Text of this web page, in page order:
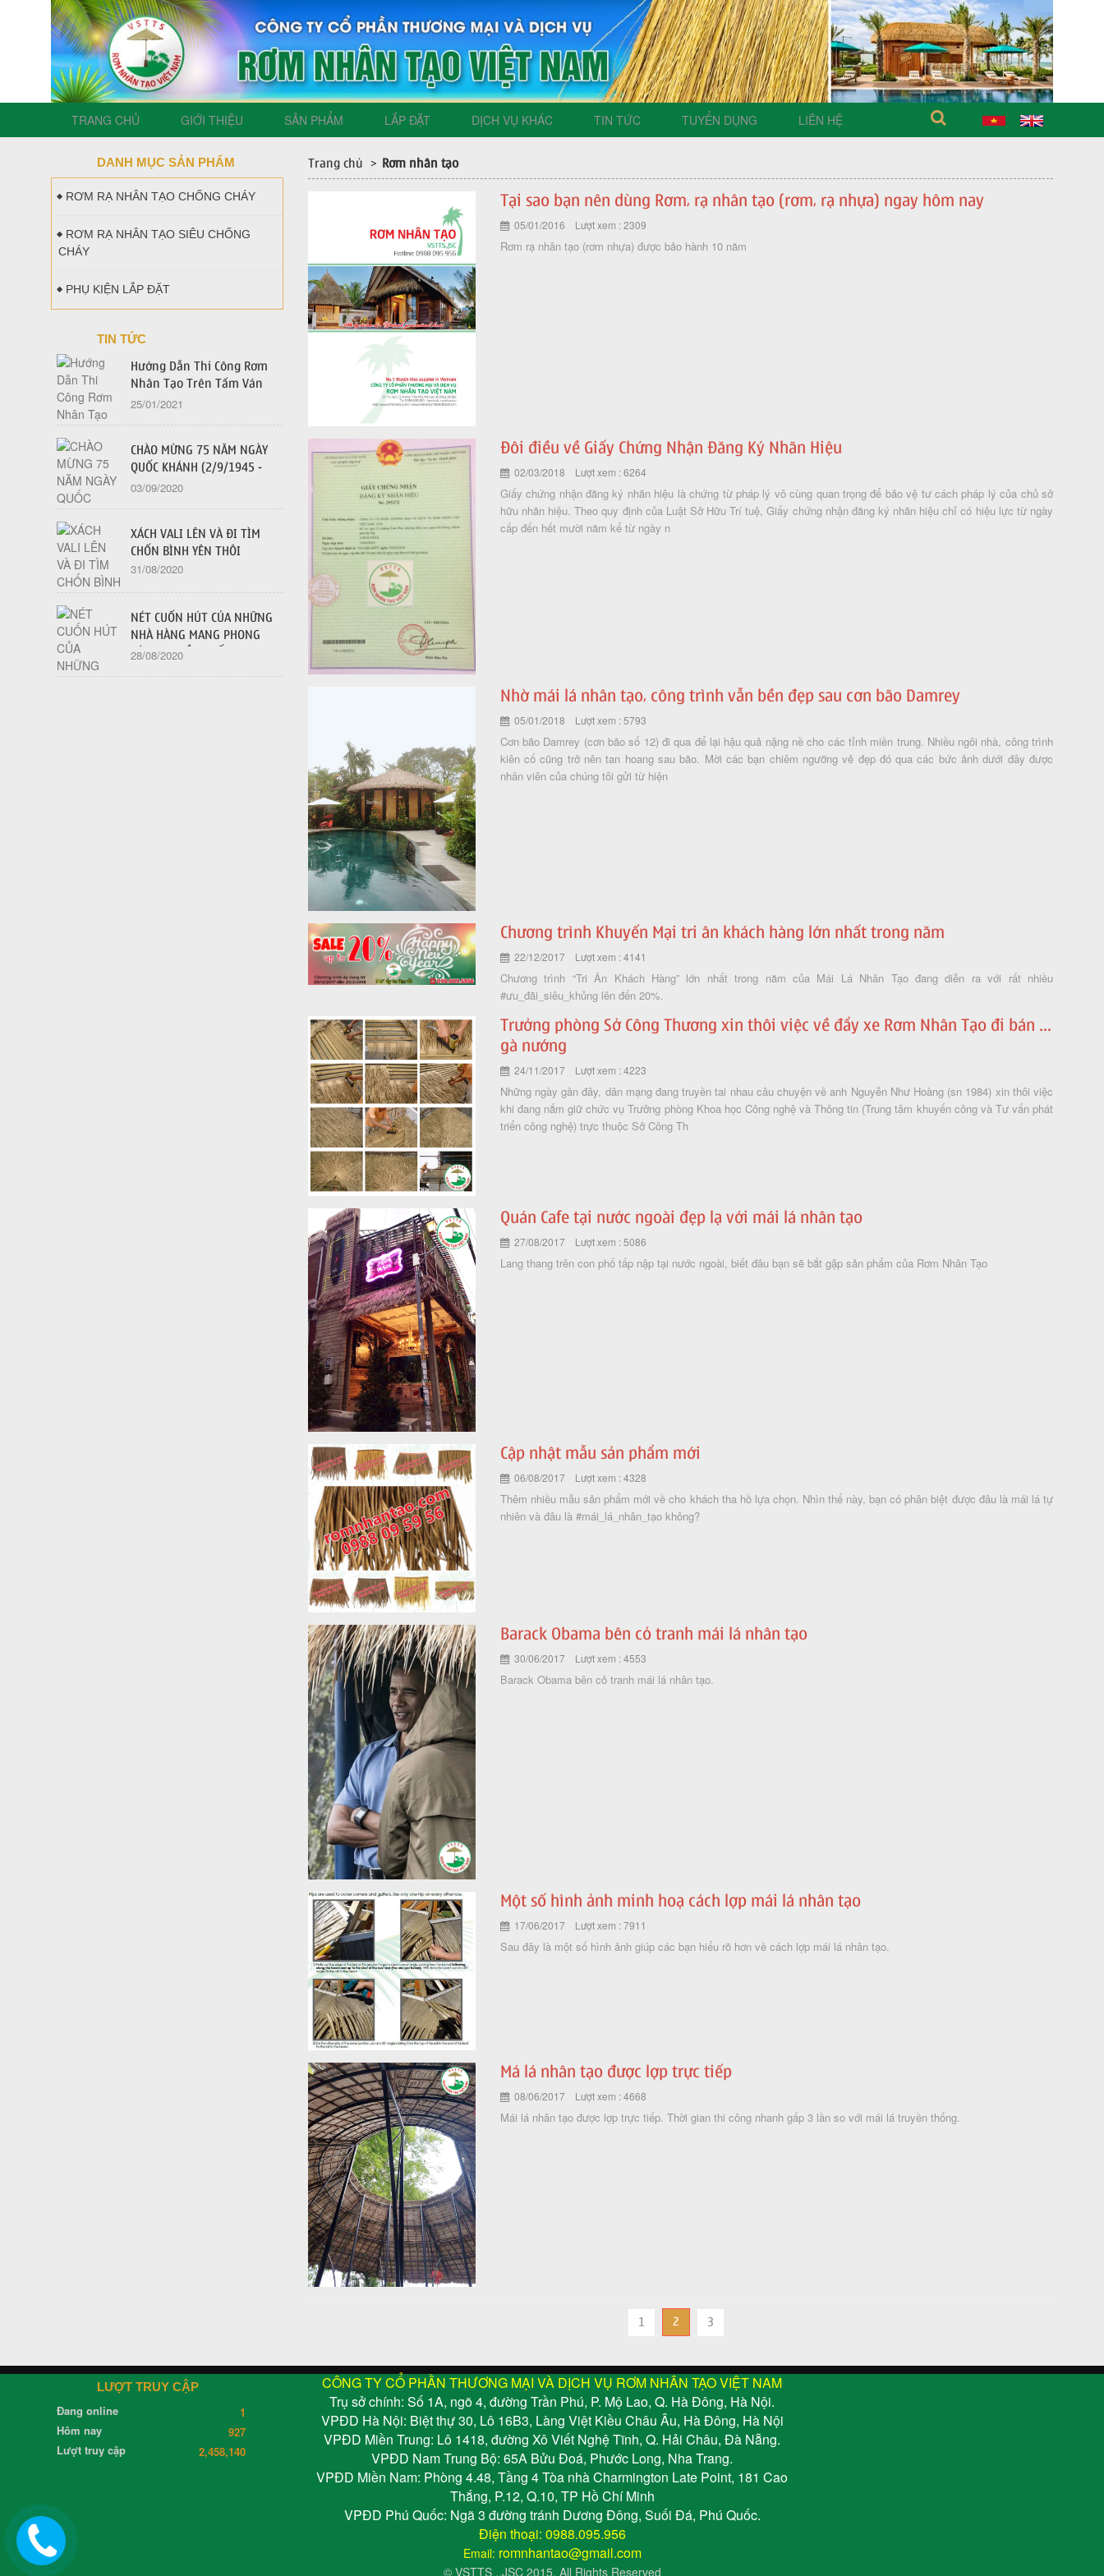
TRANG CHỦ GIỚI THIỆU SẢN PHẨM LẮP ĐẶT DỊCH VỤ KHÁC TIN TỨC TUYỂN DỤNG LIÊN HỆ
DANH MỤC SẢN PHẨM
RƠM RẠ NHÂN TẠO CHỐNG CHÁY
RƠM RẠ NHÂN TẠO SIÊU CHỐNG
CHÁY
PHỤ KIỆN LẮP ĐẶT
TIN TỨC
Hướng Dẫn Thi Công Rơm
Nhân Tạo Trên Tấm Ván
Dăm OSB - 2021
25/01/2021
CHÀO MỪNG 75 NĂM NGÀY
QUỐC KHÁNH (2/9/1945 -
2/9/2020)
03/09/2020
XÁCH VALI LÊN VÀ ĐI TÌM
CHỐN BÌNH YÊN THÔI
31/08/2020
NÉT CUỐN HÚT CỦA NHỮNG
NHÀ HÀNG MANG PHONG
CÁCH TRUYỀN THỐNG
28/08/2020
Trang chủ > Rơm nhân tạo
Tại sao bạn nên dùng Rơm, rạ nhân tạo (rơm, rạ nhựa) ngay hôm nay
05/01/2016 Lượt xem : 2309
Rơm rạ nhân tạo (rơm nhựa) được bảo hành 10 năm
Đôi điều về Giấy Chứng Nhận Đăng Ký Nhãn Hiệu
02/03/2018 Lượt xem : 6264
Giấy chứng nhận đăng ký nhãn hiệu là chứng từ pháp lý vô cùng quan trọng để bảo vệ tư cách pháp lý của chủ sở
hữu nhãn hiệu. Theo quy định của Luật Sở Hữu Trí tuệ, Giấy chứng nhận đăng ký nhãn hiệu chỉ có hiệu lực từ ngày
cấp đến hết mười năm kể từ ngày n
Nhờ mái lá nhân tạo, công trình vẫn bền đẹp sau cơn bão Damrey
05/01/2018 Lượt xem : 5793
Cơn bão Damrey (cơn bão số 12) đi qua để lại hậu quả nặng nề cho các tỉnh miền trung. Nhiều ngôi nhà, công trình
kiên cố cũng trở nên tan hoang sau bão. Mời các bạn chiêm ngưỡng vẻ đẹp đó qua các bức ảnh dưới đây được
nhân viên của chúng tôi gửi từ hiện
Chương trình Khuyến Mại tri ân khách hàng lớn nhất trong năm
22/12/2017 Lượt xem : 4141
Chương trình “Tri Ân Khách Hàng” lớn nhất trong năm của Mái Lá Nhân Tạo đang diễn ra với rất nhiều
#ưu_đãi_siêu_khủng lên đến 20%.
Trưởng phòng Sở Công Thương xin thôi việc về đẩy xe Rơm Nhân Tạo đi bán ...
gà nướng
24/11/2017 Lượt xem : 4223
Những ngày gần đây, dân mạng đang truyền tai nhau câu chuyện về anh Nguyễn Như Hoàng (sn 1984) xin thôi việc
khi đang nắm giữ chức vụ Trưởng phòng Khoa học Công nghệ và Thông tin (Trung tâm khuyến công và Tư vấn phát
triển công nghệ) trực thuộc Sở Công Th
Quán Cafe tại nước ngoài đẹp lạ với mái lá nhân tạo
27/08/2017 Lượt xem : 5086
Lang thang trên con phố tấp nập tại nước ngoài, biết đâu bạn sẽ bắt gặp sản phẩm của Rơm Nhân Tạo
Cập nhật mẫu sản phẩm mới
06/08/2017 Lượt xem : 4328
Thêm nhiều mẫu sản phẩm mới về cho khách tha hồ lựa chọn. Nhìn thế này, bạn có phân biệt được đâu là mái lá tự
nhiên và đâu là #mái_lá_nhân_tạo không?
Barack Obama bên cỏ tranh mái lá nhân tạo
30/06/2017 Lượt xem : 4553
Barack Obama bên cỏ tranh mái lá nhân tạo.
Một số hình ảnh minh hoạ cách lợp mái lá nhân tạo
17/06/2017 Lượt xem : 7911
Sau đây là một số hình ảnh giúp các bạn hiểu rõ hơn về cách lợp mái lá nhân tạo.
Má lá nhân tạo được lợp trực tiếp
08/06/2017 Lượt xem : 4668
Mái lá nhân tạo được lợp trực tiếp. Thời gian thi công nhanh gấp 3 lần so với mái lá truyền thống.
1 2 3
LƯỢT TRUY CẬP
Đang online
1
Hôm nay
927
Lượt truy cập
2,458,140
CÔNG TY CỔ PHẦN THƯƠNG MẠI VÀ DỊCH VỤ RƠM NHÂN TẠO VIỆT NAM
Trụ sở chính: Số 1A, ngõ 4, đường Trần Phú, P. Mộ Lao, Q. Hà Đông, Hà Nội.
VPĐD Hà Nội: Biệt thự 30, Lô 16B3, Làng Việt Kiều Châu Âu, Hà Đông, Hà Nội
VPĐD Miền Trung: Lô 1418, đường Xô Viết Nghệ Tĩnh, Q. Hải Châu, Đà Nẵng.
VPĐD Nam Trung Bộ: 65A Bửu Đoá, Phước Long, Nha Trang.
VPĐD Miền Nam: Phòng 4.48, Tầng 4 Tòa nhà Charmington Late Point, 181 Cao
Thắng, P.12, Q.10, TP Hồ Chí Minh
VPĐD Phú Quốc: Ngã 3 đường tránh Dương Đông, Suối Đá, Phú Quốc.
Điện thoại: 0988.095.956
Email: romnhantao@gmail.com
© VSTTS .,JSC 2015. All Rights Reserved